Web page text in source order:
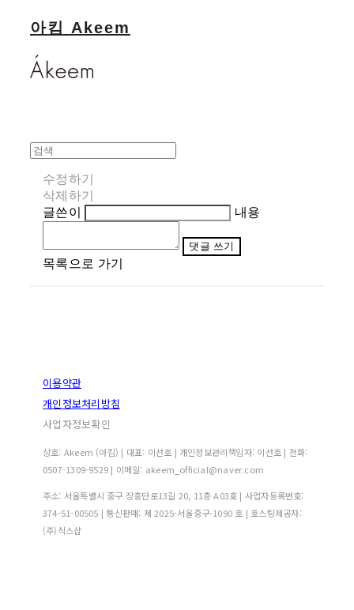
아킴 Akeem
수정하기
삭제하기
글쓴이
내용
댓글 쓰기
목록으로 가기
이용약관
개인정보처리방침
사업자정보확인
상호: Akeem (아킴) | 대표: 이선호 | 개인정보관리책임자: 이선호 | 전화:
0507-1309-9529 | 이메일: akeem_official@naver.com
주소: 서울특별시 중구 장충단로13길 20, 11층 A03호 | 사업자등록번호:
374-51-00505 | 통신판매: 제 2025-서울중구-1090 호 | 호스팅제공자:
(주)식스샵